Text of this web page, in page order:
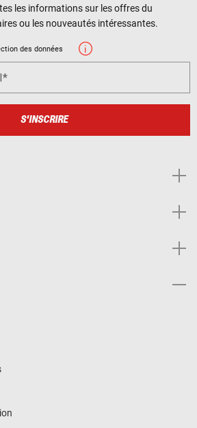
les informations sur les offres du
ou les nouveautés intéressantes.
des données
S'INSCRIRE